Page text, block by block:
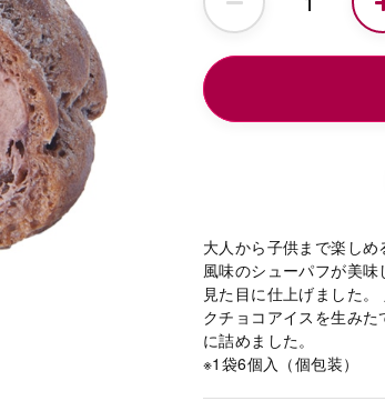
大人から子供まで楽し
風味のシューパフが美
見た目に仕上げました
クチョコアイスを生み
に詰めました。
※1袋6個入（個包装）